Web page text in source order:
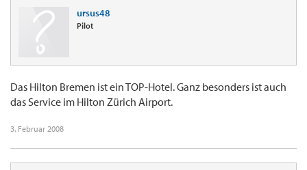
ursus48
Pilot
Das Hilton Bremen ist ein TOP-Hotel. Ganz besonders ist auch
das Service im Hilton Zürich Airport.
3. Februar 2008